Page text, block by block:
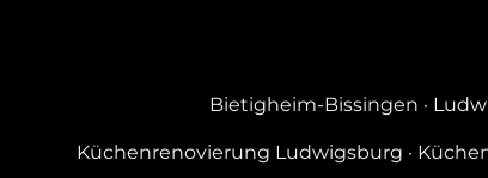
Bietigheim-Bissingen ·
Küchenrenovierung Ludwigsburg ·